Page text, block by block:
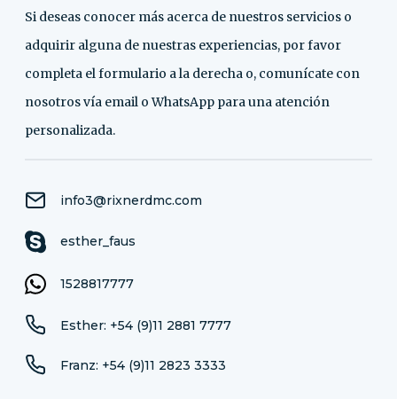
Si deseas conocer más acerca de nuestros servicios o
adquirir alguna de nuestras experiencias, por favor
completa el formulario a la derecha o, comunícate con
nosotros vía email o WhatsApp para una atención
personalizada.
info3@rixnerdmc.com
esther_faus
1528817777
Esther: +54 (9)11 2881 7777
Franz: +54 (9)11 2823 3333